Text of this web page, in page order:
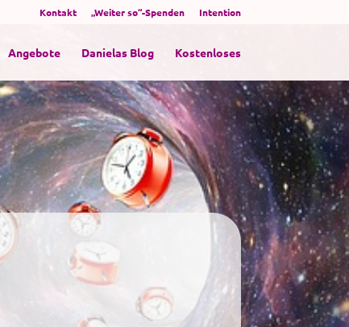
Kontakt „Weiter so“-Spenden Intention
Angebote Danielas Blog Kostenloses